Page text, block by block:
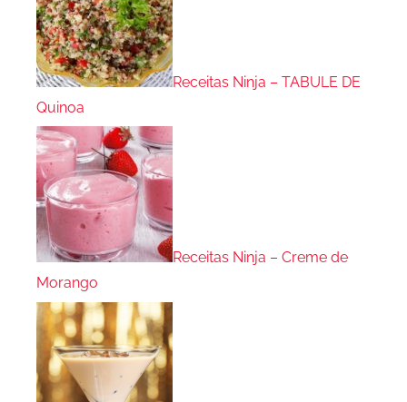
Receitas Ninja – TABULE DE
Quinoa
Receitas Ninja – Creme de
Morango